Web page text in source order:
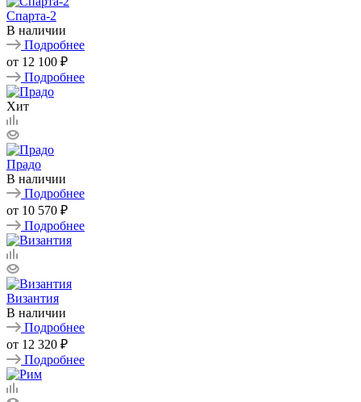
Спарта-2
В наличии
Подробнее
от 12 100 ₽
Подробнее
Хит
Прадо
В наличии
Подробнее
от 10 570 ₽
Подробнее
Византия
В наличии
Подробнее
от 12 320 ₽
Подробнее